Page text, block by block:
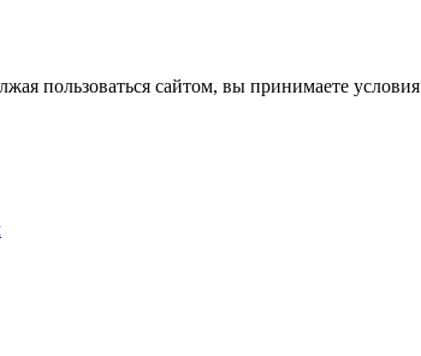
пользоваться сайтом, вы принимаете условия